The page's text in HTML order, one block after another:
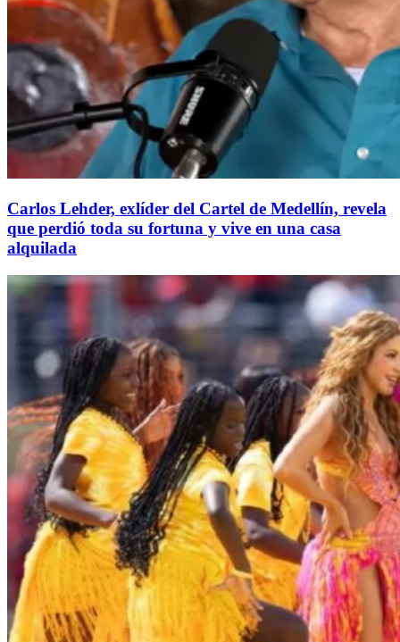
Carlos Lehder, exlíder del Cartel de Medellín, revela
que perdió toda su fortuna y vive en una casa
alquilada